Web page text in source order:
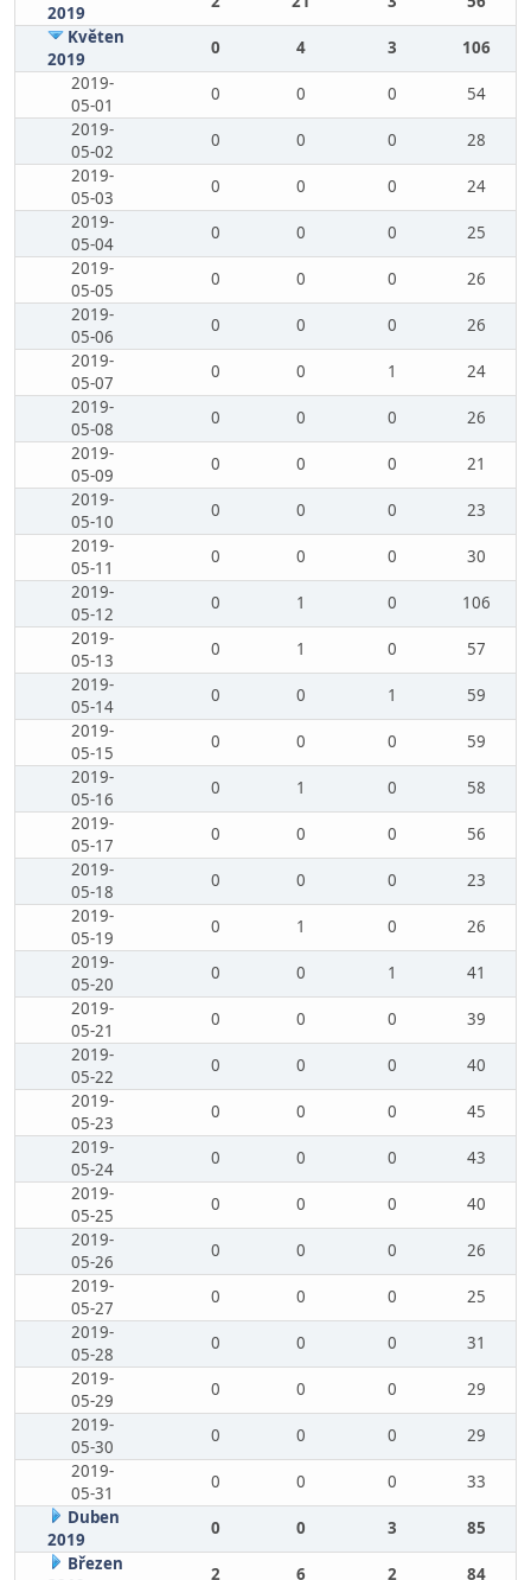
2019
Květen
2019
0 4 3
106
2019-
05-01
0 0 0
54
2019-
05-02
0 0 0
28
2019-
05-03
0 0 0
24
2019-
05-04
0 0 0
25
2019-
05-05
0 0 0
26
2019-
05-06
0 0 0
26
2019-
05-07
0 0 1
24
2019-
05-08
0 0 0
26
2019-
05-09
0 0 0
21
2019-
05-10
0 0 0
23
2019-
05-11
0 0 0
30
2019-
05-12
0 1 0
106
2019-
05-13
0 1 0
57
2019-
05-14
0 0 1
59
2019-
05-15
0 0 0
59
2019-
05-16
0 1 0
58
2019-
05-17
0 0 0
56
2019-
05-18
0 0 0
23
2019-
05-19
0 1 0
26
2019-
05-20
0 0 1
41
2019-
05-21
0 0 0
39
2019-
05-22
0 0 0
40
2019-
05-23
0 0 0
45
2019-
05-24
0 0 0
43
2019-
05-25
0 0 0
40
2019-
05-26
0 0 0
26
2019-
05-27
0 0 0
25
2019-
05-28
0 0 0
31
2019-
05-29
0 0 0
29
2019-
05-30
0 0 0
29
2019-
05-31
0 0 0
33
Duben
2019
0 0 3
85
Březen
2 6 2
84